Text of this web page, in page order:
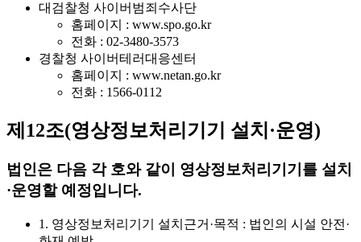
대검찰청 사이버범죄수사단
홈페이지 : www.spo.go.kr
전화 : 02-3480-3573
경찰청 사이버테러대응센터
홈페이지 : www.netan.go.kr
전화 : 1566-0112
제12조(영상정보처리기기 설치·운영)
법인은 다음 각 호와 같이 영상정보처리기기를 설치
·운영할 예정입니다.
1. 영상정보처리기기 설치근거·목적 : 법인의 시설 안전·